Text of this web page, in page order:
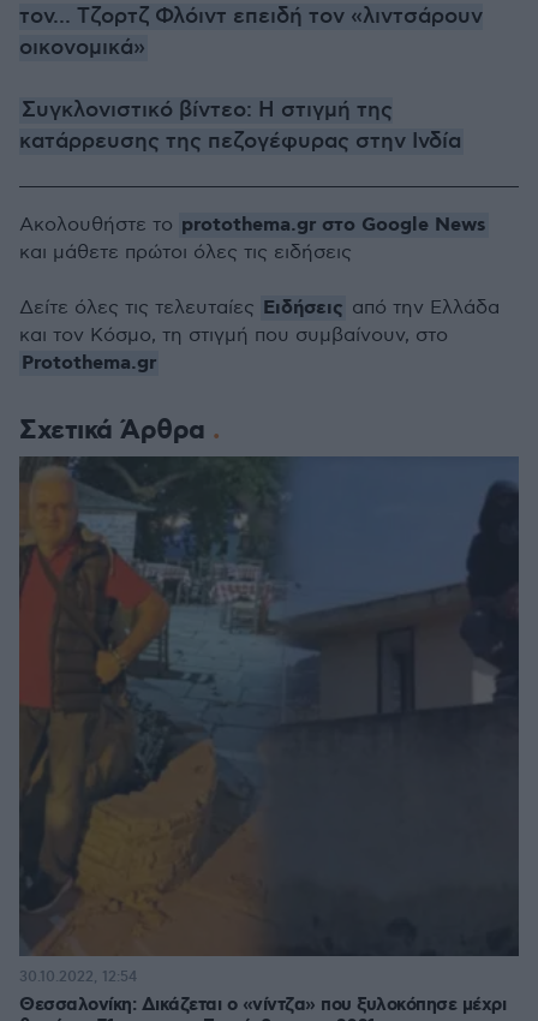
τον... Τζορτζ Φλόιντ επειδή τον «λιντσάρουν
οικονομικά»
Συγκλονιστικό βίντεο: Η στιγμή της
κατάρρευσης της πεζογέφυρας στην Ινδία
Σχετικά Άρθρα
Θεσσαλονίκη: Δικάζεται ο «νίντζα» που ξυλοκόπησε μέχρι
30.10.2022, 12:54
Ακολουθήστε το protothema.gr στο Google News
και μάθετε πρώτοι όλες τις ειδήσεις
Δείτε όλες τις τελευταίες Ειδήσεις από την Ελλάδα
και τον Κόσμο, τη στιγμή που συμβαίνουν, στο
Protothema.gr